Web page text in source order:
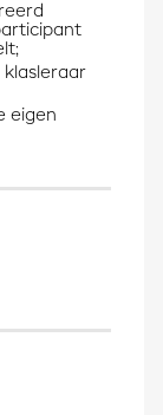
klasleraar
eigen